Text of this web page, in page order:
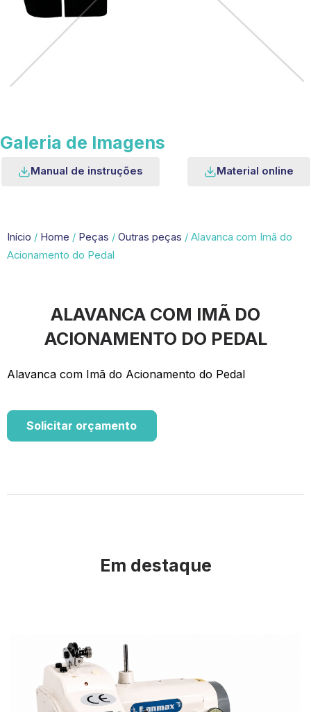
Galeria de Imagens
Manual de instruções Material online
Início / Home / Peças / Outras peças / Alavanca com Imã do
Acionamento do Pedal
ALAVANCA COM IMÃ DO
ACIONAMENTO DO PEDAL
Alavanca com Imã do Acionamento do Pedal
Solicitar orçamento
Em destaque